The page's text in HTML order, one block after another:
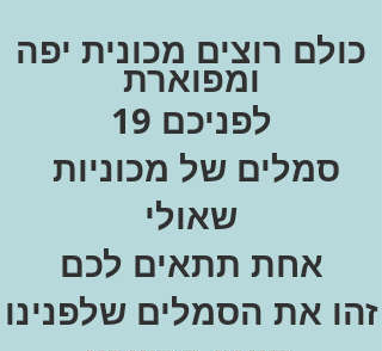
כולם רוצים מכונית יפה
ומפוארת
לפניכם 19
סמלים של מכוניות
שאולי
אחת תתאים לכם
זהו את הסמלים שלפנינו